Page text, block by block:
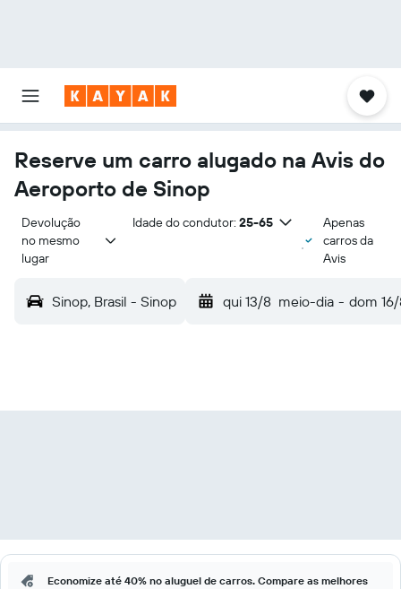
Reserve um carro alugado na Avis do
Aeroporto de Sinop
Devolução
no mesmo
lugar
Idade do condutor: 25-65
Apenas
carros da
Avis
Sinop, Brasil - Sinop qui 13/8 meio-dia - dom
Economize até 40% no aluguel de carros. Compare as melhores